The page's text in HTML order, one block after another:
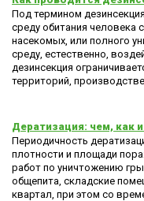
Под термином
среду обитания человека
насекомых, или полного
среду, естественно,
дезинсекция
территорий,
Дератизация: чем, как
Периодичность
плотности и площади
работ по уничтожению
общепита, складские
квартал, при этом со